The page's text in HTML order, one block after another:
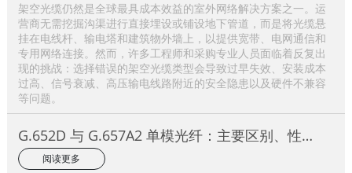
架空光缆仍然是全球最具成本效益的室外网络解决方案之一。运
营商无需挖掘沟渠进行直接埋设或铺设地下管道，而是将光缆悬
挂在电线杆、输电塔和建筑物外墙上，以提供宽带、电网通信和
专用网络连接。然而，许多工程师和采购专业人员面临着反复出
现的挑战：选择错误的架空光缆类型会导致过早失效、安装成本
过高、信号衰减、高压输电线路附近的安全隐患以及硬件不兼容
等问题。
G.652D 与 G.657A2 单模光纤：主要区别、性能
比较及应用选择指南
阅读更多